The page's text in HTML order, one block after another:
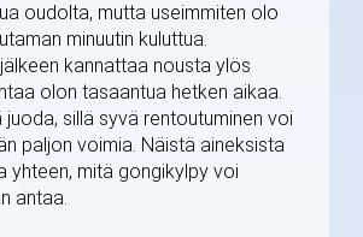
oudolta, mutta useimmiten olo
minuutin kuluttua.
kannattaa nousta ylös
olon tasaantua hetken aikaa.
sillä syvä rentoutuminen voi
paljon voimia. Näistä aineksista
yhteen, mitä gongikylpy voi
antaa.